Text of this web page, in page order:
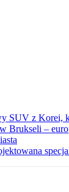
SUV z Korei,
Brukseli –